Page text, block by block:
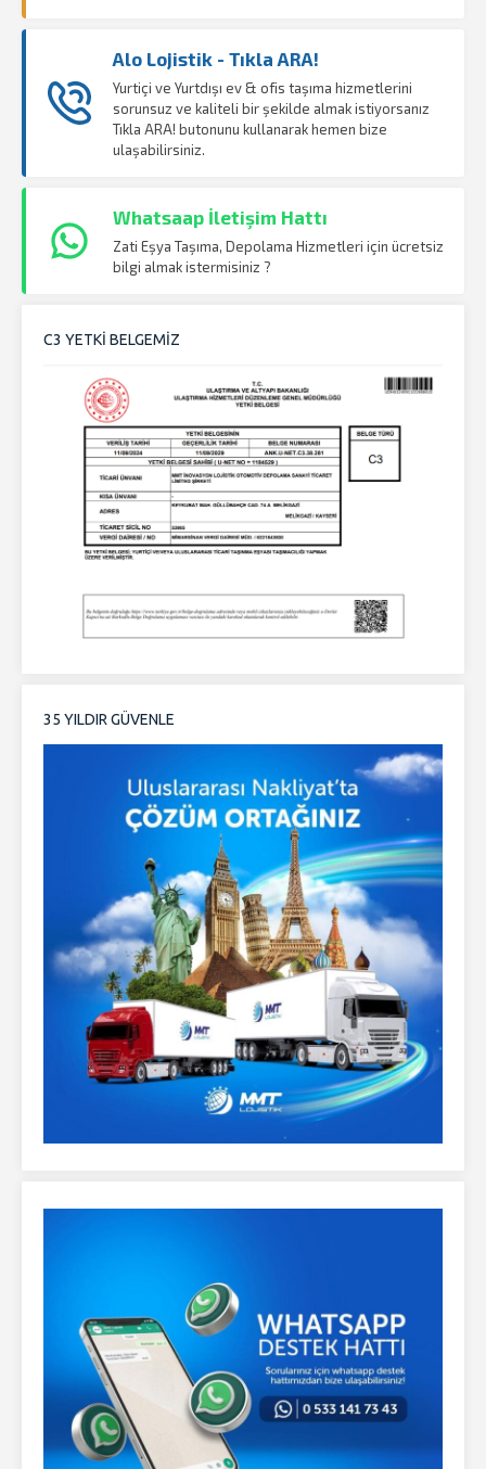
Alo Lojistik - Tıkla ARA!
Yurtiçi ve Yurtdışı ev & ofis taşıma hizmetlerini
sorunsuz ve kaliteli bir şekilde almak istiyorsanız
Tıkla ARA! butonunu kullanarak hemen bize
ulaşabilirsiniz.
Whatsaap İletişim Hattı
Zati Eşya Taşıma, Depolama Hizmetleri için ücretsiz
bilgi almak istermisiniz ?
C3 YETKİ BELGEMİZ
35 YILDIR GÜVENLE